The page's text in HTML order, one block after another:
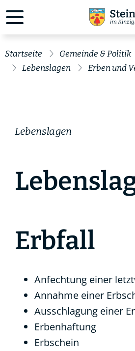
Startseite Gemeinde & Politik
Lebenslagen
Erben und
Lebenslagen
Erbfall
Anfechtung einer
Annahme einer
Ausschlagung einer
Erbenhaftung
Erbschein